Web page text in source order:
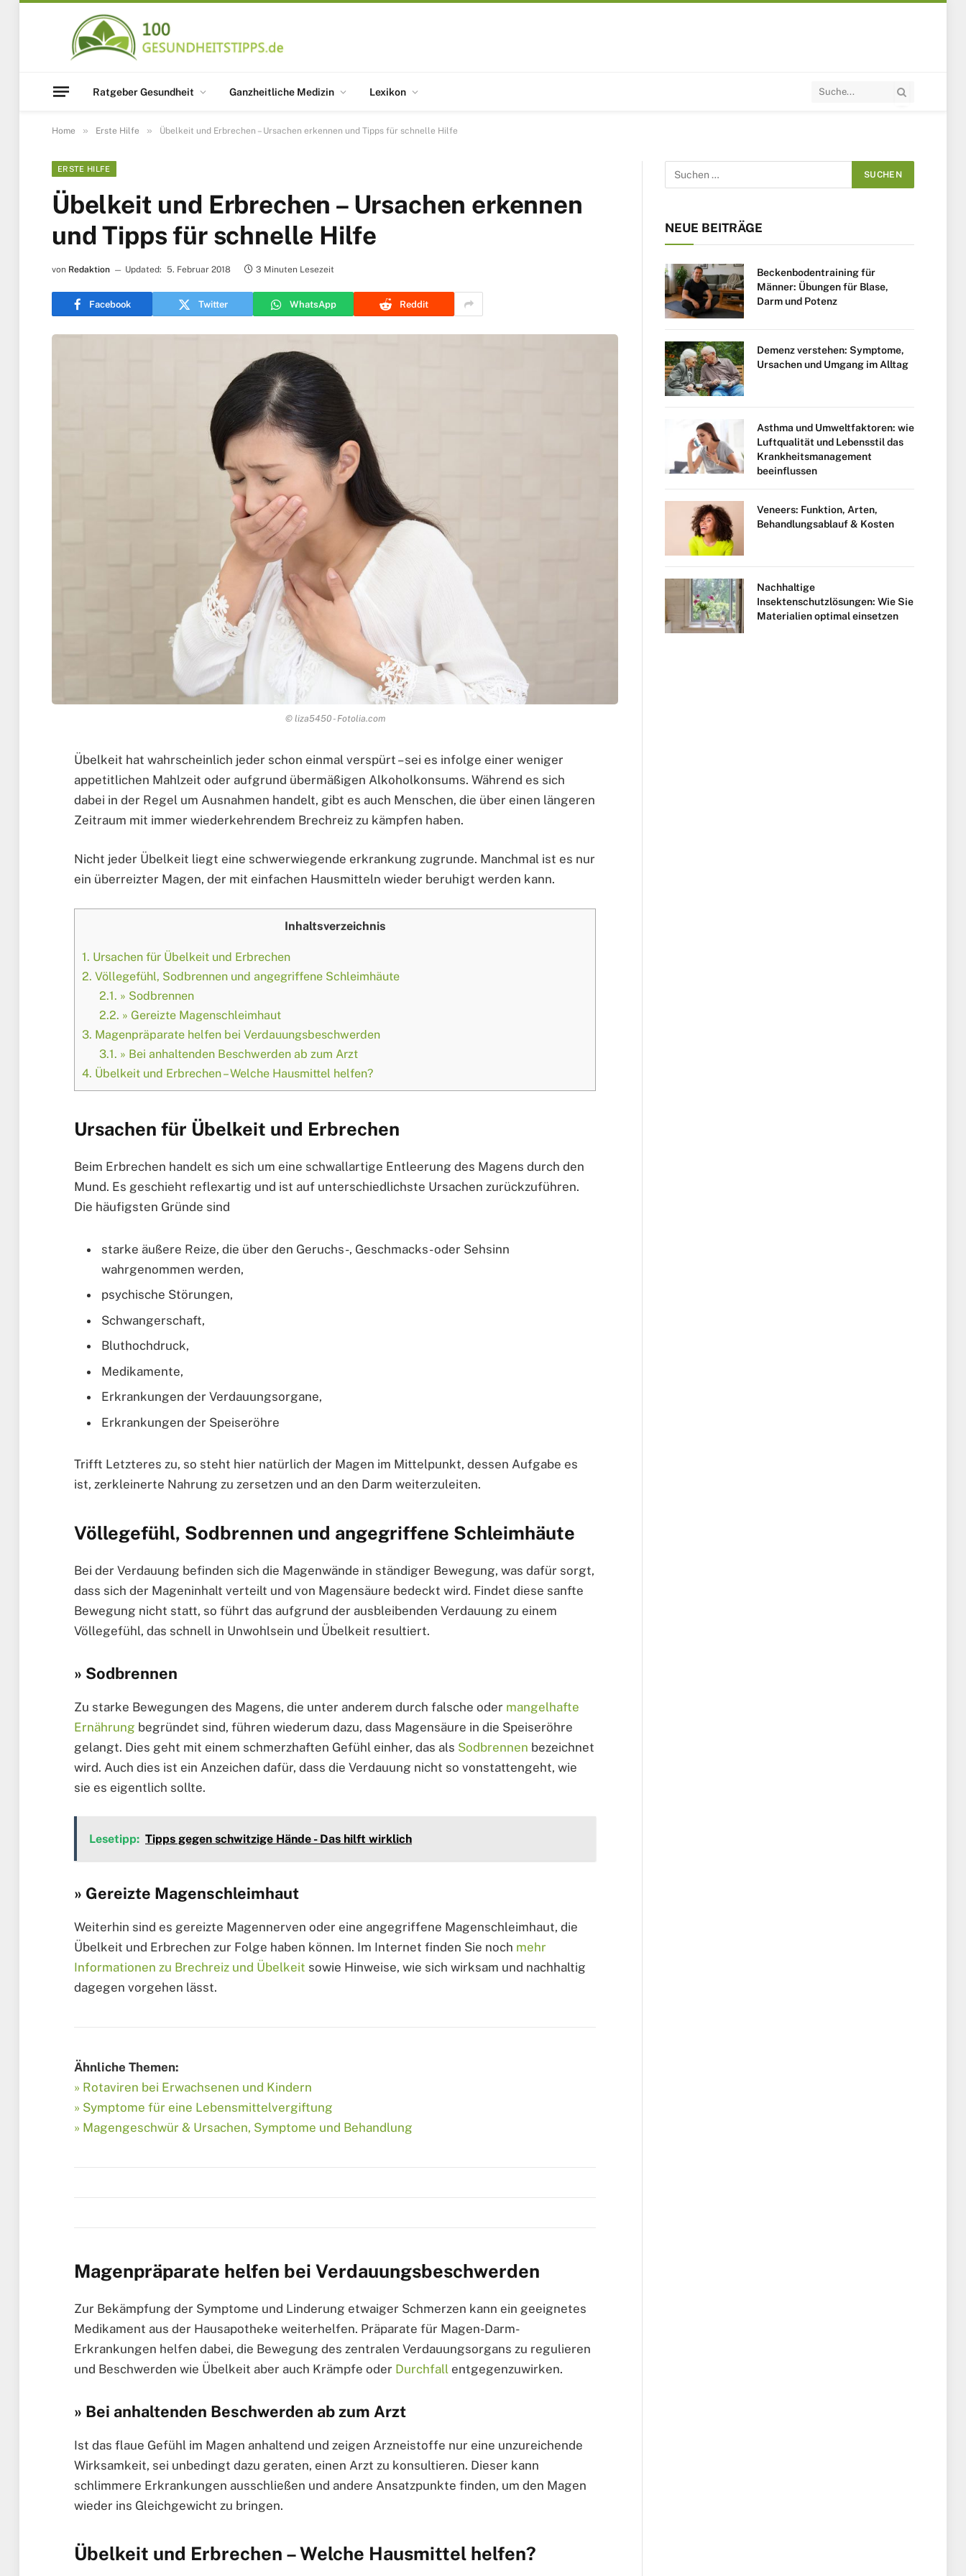
Ratgeber Gesundheit Ganzheitliche Medizin Lexikon
Home » Erste Hilfe » Übelkeit und Erbrechen – Ursachen erkennen und Tipps für schnelle Hilfe
ERSTE HILFE
Übelkeit und Erbrechen – Ursachen erkennen
und Tipps für schnelle Hilfe
von Redaktion Updated: 5. Februar 2018 3 Minuten Lesezeit
Facebook Twitter WhatsApp Reddit
© liza5450 - Fotolia.com
Übelkeit hat wahrscheinlich jeder schon einmal verspürt – sei es infolge einer weniger
appetitlichen Mahlzeit oder aufgrund übermäßigen Alkoholkonsums. Während es sich
dabei in der Regel um Ausnahmen handelt, gibt es auch Menschen, die über einen längeren
Zeitraum mit immer wiederkehrendem Brechreiz zu kämpfen haben.
Nicht jeder Übelkeit liegt eine schwerwiegende erkrankung zugrunde. Manchmal ist es nur
ein überreizter Magen, der mit einfachen Hausmitteln wieder beruhigt werden kann.
Inhaltsverzeichnis
1. Ursachen für Übelkeit und Erbrechen
2. Völlegefühl, Sodbrennen und angegriffene Schleimhäute
2.1. » Sodbrennen
2.2. » Gereizte Magenschleimhaut
3. Magenpräparate helfen bei Verdauungsbeschwerden
3.1. » Bei anhaltenden Beschwerden ab zum Arzt
4. Übelkeit und Erbrechen – Welche Hausmittel helfen?
Ursachen für Übelkeit und Erbrechen
Beim Erbrechen handelt es sich um eine schwallartige Entleerung des Magens durch den
Mund. Es geschieht reflexartig und ist auf unterschiedlichste Ursachen zurückzuführen.
Die häufigsten Gründe sind
starke äußere Reize, die über den Geruchs-, Geschmacks- oder Sehsinn
wahrgenommen werden,
psychische Störungen,
Schwangerschaft,
Bluthochdruck,
Medikamente,
Erkrankungen der Verdauungsorgane,
Erkrankungen der Speiseröhre
Trifft Letzteres zu, so steht hier natürlich der Magen im Mittelpunkt, dessen Aufgabe es
ist, zerkleinerte Nahrung zu zersetzen und an den Darm weiterzuleiten.
Völlegefühl, Sodbrennen und angegriffene Schleimhäute
Bei der Verdauung befinden sich die Magenwände in ständiger Bewegung, was dafür sorgt,
dass sich der Mageninhalt verteilt und von Magensäure bedeckt wird. Findet diese sanfte
Bewegung nicht statt, so führt das aufgrund der ausbleibenden Verdauung zu einem
Völlegefühl, das schnell in Unwohlsein und Übelkeit resultiert.
» Sodbrennen
Zu starke Bewegungen des Magens, die unter anderem durch falsche oder mangelhafte
Ernährung begründet sind, führen wiederum dazu, dass Magensäure in die Speiseröhre
gelangt. Dies geht mit einem schmerzhaften Gefühl einher, das als Sodbrennen bezeichnet
wird. Auch dies ist ein Anzeichen dafür, dass die Verdauung nicht so vonstattengeht, wie
sie es eigentlich sollte.
Lesetipp: Tipps gegen schwitzige Hände - Das hilft wirklich
» Gereizte Magenschleimhaut
Weiterhin sind es gereizte Magennerven oder eine angegriffene Magenschleimhaut, die
Übelkeit und Erbrechen zur Folge haben können. Im Internet finden Sie noch mehr
Informationen zu Brechreiz und Übelkeit sowie Hinweise, wie sich wirksam und nachhaltig
dagegen vorgehen lässt.
Ähnliche Themen:
» Rotaviren bei Erwachsenen und Kindern
» Symptome für eine Lebensmittelvergiftung
» Magengeschwür & Ursachen, Symptome und Behandlung
Magenpräparate helfen bei Verdauungsbeschwerden
Zur Bekämpfung der Symptome und Linderung etwaiger Schmerzen kann ein geeignetes
Medikament aus der Hausapotheke weiterhelfen. Präparate für Magen-Darm-
Erkrankungen helfen dabei, die Bewegung des zentralen Verdauungsorgans zu regulieren
und Beschwerden wie Übelkeit aber auch Krämpfe oder Durchfall entgegenzuwirken.
» Bei anhaltenden Beschwerden ab zum Arzt
Ist das flaue Gefühl im Magen anhaltend und zeigen Arzneistoffe nur eine unzureichende
Wirksamkeit, sei unbedingt dazu geraten, einen Arzt zu konsultieren. Dieser kann
schlimmere Erkrankungen ausschließen und andere Ansatzpunkte finden, um den Magen
wieder ins Gleichgewicht zu bringen.
Übelkeit und Erbrechen – Welche Hausmittel helfen?
NEUE BEITRÄGE
Beckenbodentraining für
Männer: Übungen für Blase,
Darm und Potenz
Demenz verstehen: Symptome,
Ursachen und Umgang im Alltag
Asthma und Umweltfaktoren: wie
Luftqualität und Lebensstil das
Krankheitsmanagement
beeinflussen
Veneers: Funktion, Arten,
Behandlungsablauf & Kosten
Nachhaltige
Insektenschutzlösungen: Wie Sie
Materialien optimal einsetzen